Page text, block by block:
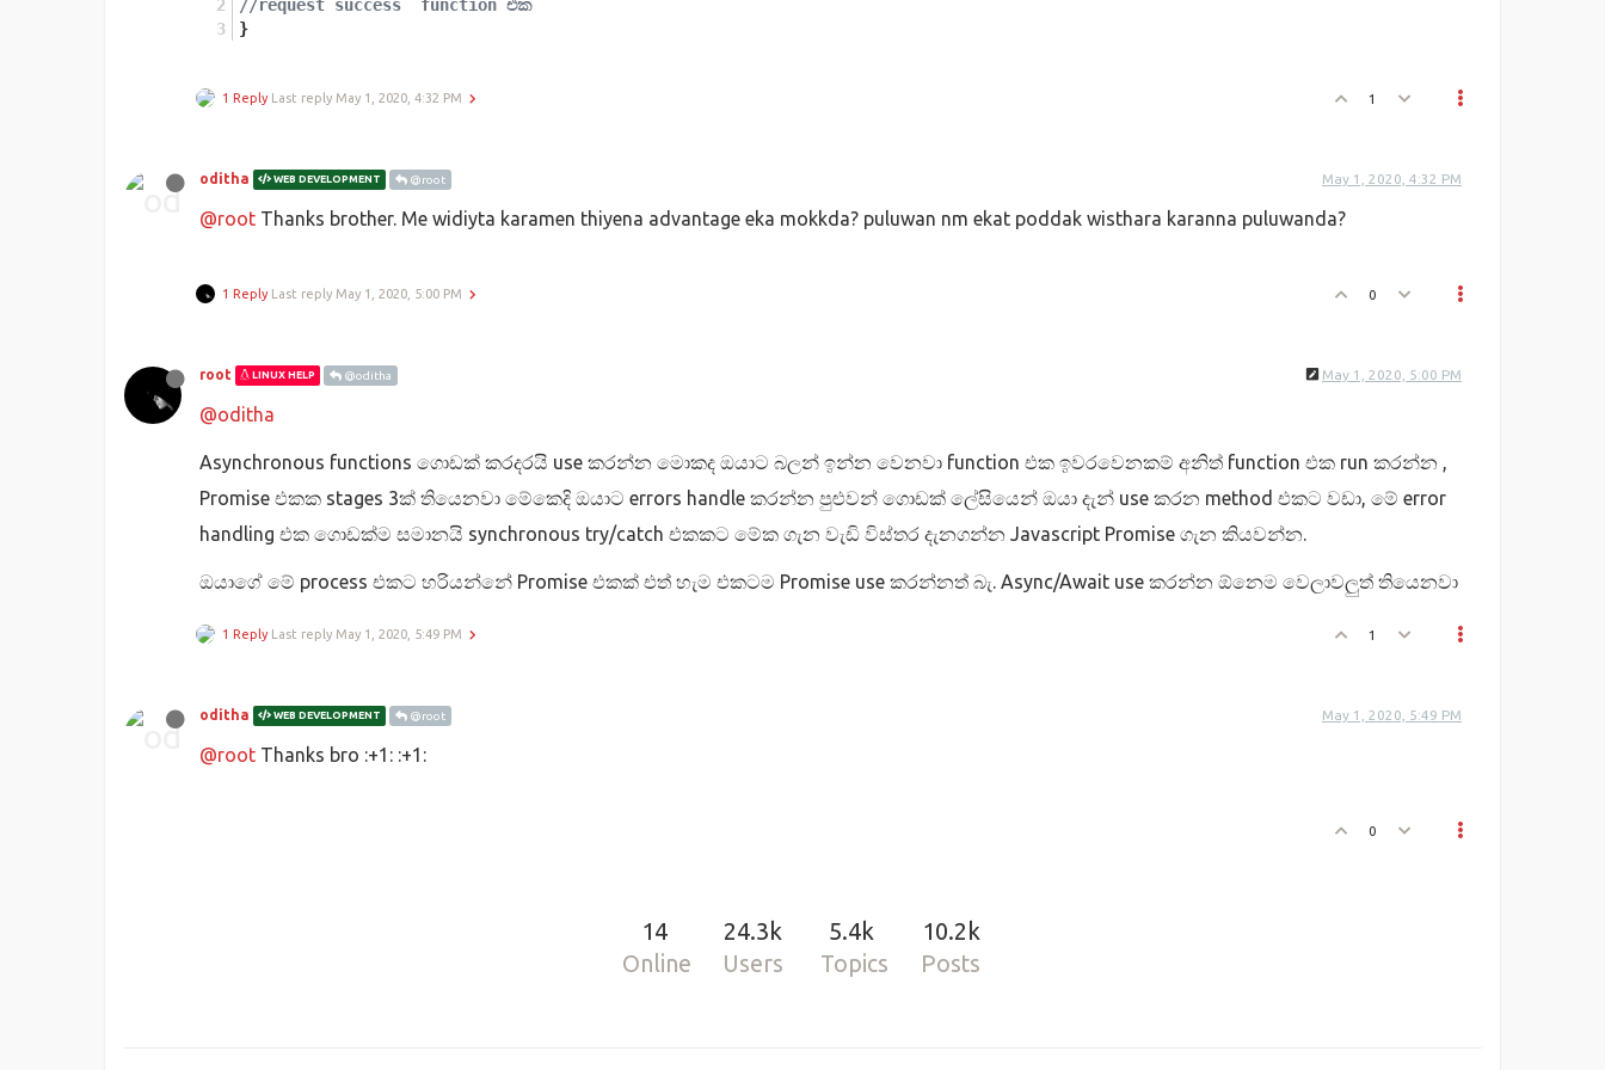
//request success  function එක
}
1 Reply Last reply May 1, 2020, 4:32 PM 1
oditha WEB DEVELOPMENT @root May 1, 2020, 4:32 PM
@root Thanks brother. Me widiyta karamen thiyena advantage eka mokkda? puluwan nm ekat poddak wisthara karanna puluwanda?
1 Reply Last reply May 1, 2020, 5:00 PM 0
root LINUX HELP @oditha May 1, 2020, 5:00 PM
@oditha
Asynchronous functions ගොඩක් කරදරයි use කරන්න මොකද ඔයාට බලන් ඉන්න වෙනවා function එක ඉවරවෙනකම් අනිත් function එක run කරන්න ,
Promise එකක stages 3ක් තියෙනවා මේකෙදි ඔයාට errors handle කරන්න පුළුවන් ගොඩක් ලේසියෙන් ඔයා දැන් use කරන method එකට වඩා, මේ error
handling එක ගොඩක්ම සමානයි synchronous try/catch එකකට මේක ගැන වැඩි විස්තර දැනගන්න Javascript Promise ගැන කියවන්න.
ඔයාගේ මේ process එකට හරියන්නේ Promise එකක් එත් හැම එකටම Promise use කරන්නත් බැ. Async/Await use කරන්න ඕනෙම වෙලාවලුත් තියෙනවා
1 Reply Last reply May 1, 2020, 5:49 PM 1
oditha WEB DEVELOPMENT @root May 1, 2020, 5:49 PM
@root Thanks bro :+1: :+1:
0
14
Online
24.3k
Users
5.4k
Topics
10.2k
Posts